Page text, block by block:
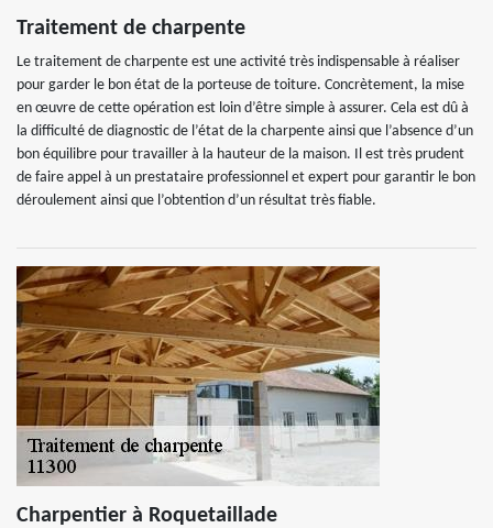
Traitement de charpente
Le traitement de charpente est une activité très indispensable à réaliser
pour garder le bon état de la porteuse de toiture. Concrètement, la mise
en œuvre de cette opération est loin d’être simple à assurer. Cela est dû à
la difficulté de diagnostic de l’état de la charpente ainsi que l’absence d’un
bon équilibre pour travailler à la hauteur de la maison. Il est très prudent
de faire appel à un prestataire professionnel et expert pour garantir le bon
déroulement ainsi que l’obtention d’un résultat très fiable.
Charpentier à Roquetaillade